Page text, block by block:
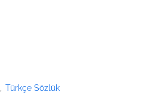
Türkçe Sözlük